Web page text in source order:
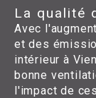
La qualité
Avec
et des
intérieur à
bonne
l'impact de